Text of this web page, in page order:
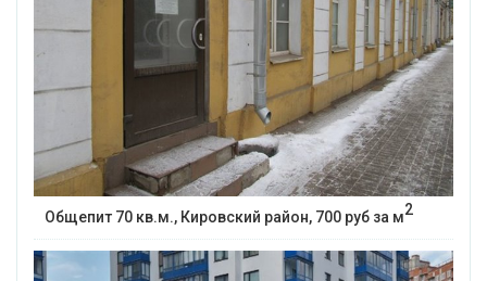
Общепит 70 кв.м., Кировский район, 700 руб за м2